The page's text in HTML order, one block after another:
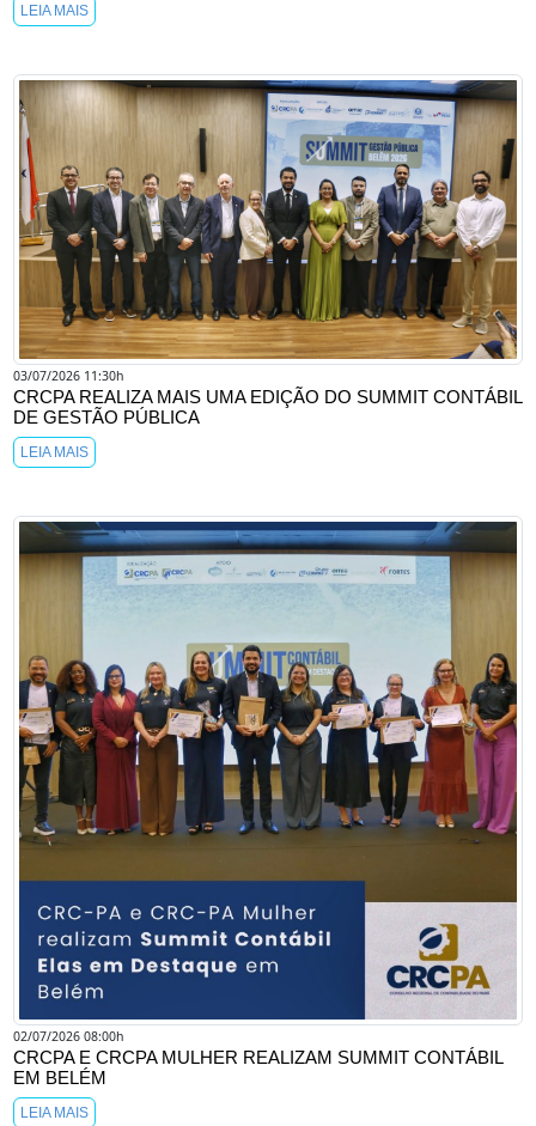
LEIA MAIS
03/07/2026 11:30h
CRCPA REALIZA MAIS UMA EDIÇÃO DO SUMMIT CONTÁBIL
DE GESTÃO PÚBLICA
LEIA MAIS
02/07/2026 08:00h
CRCPA E CRCPA MULHER REALIZAM SUMMIT CONTÁBIL
EM BELÉM
LEIA MAIS